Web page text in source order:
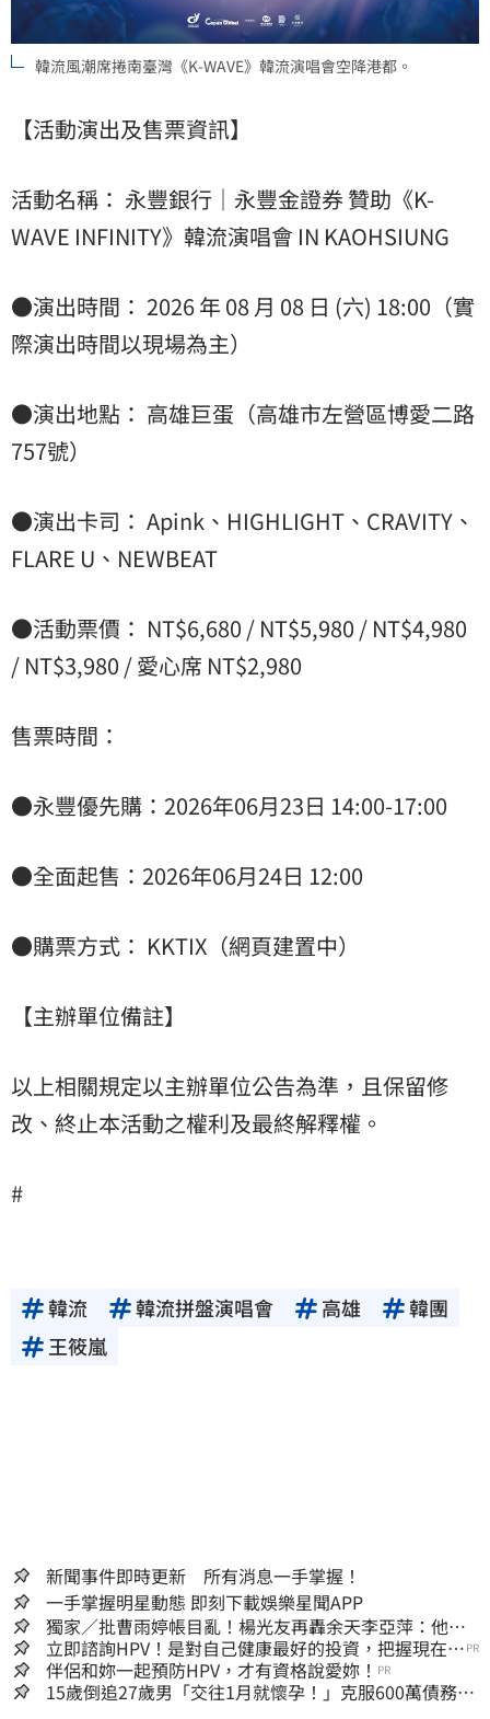
韓流風潮席捲南臺灣《K-WAVE》韓流演唱會空降港都。
【活動演出及售票資訊】
活動名稱： 永豐銀行｜永豐金證券 贊助《K-
WAVE INFINITY》韓流演唱會 IN KAOHSIUNG
●演出時間： 2026 年 08 月 08 日 (六) 18:00（實
際演出時間以現場為主）
●演出地點： 高雄巨蛋（高雄市左營區博愛二路
757號）
●演出卡司： Apink、HIGHLIGHT、CRAVITY、
FLARE U、NEWBEAT
●活動票價： NT$6,680 / NT$5,980 / NT$4,980
/ NT$3,980 / 愛心席 NT$2,980
售票時間：
●永豐優先購：2026年06月23日 14:00-17:00
●全面起售：2026年06月24日 12:00
●購票方式： KKTIX（網頁建置中）
【主辦單位備註】
以上相關規定以主辦單位公告為準，且保留修
改、終止本活動之權利及最終解釋權。
#
韓流 韓流拼盤演唱會 高雄
韓團
王筱嵐
新聞事件即時更新 所有消息一手掌握！
一手掌握明星動態 即刻下載娛樂星聞APP
獨家／批曹雨婷帳目亂！楊光友再轟余天李亞萍：他們
工會跟演藝圈沒關
立即諮詢HPV！是對自己健康最好的投資，把握現在不
嫌晚！
PR
伴侶和妳一起預防HPV，才有資格說愛妳！ PR
15歲倒追27歲男「交往1月就懷孕！」克服600萬債務